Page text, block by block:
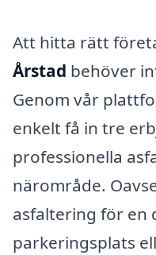
Att hitta rätt
Årstad behöver
Genom vår
enkelt få in tre
professionella
närområde.
asfaltering för en
parkeringsplats